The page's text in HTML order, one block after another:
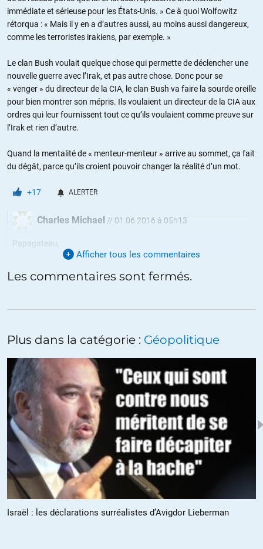
immédiate et sérieuse pour les États-Unis. » Ce à quoi Wolfowitz
rétorqua : « Mais il y en a d’autres aussi, au moins aussi dangereux,
comme les terroristes irakiens, par exemple. »
Le clan Bush voulait quelque chose qui permette de déclencher une
nouvelle guerre avec l’Irak, et pas autre chose. Donc pour se
« venger » du directeur de la CIA, le clan Bush va faire la sourde oreille
pour bien montrer son mépris. Ils voulaient un directeur de la CIA aux
ordres qui leur fournissent tout ce qu’ils voulaient comme preuve sur
l’Irak et rien d’autre.
Quand la mentalité de « menteur-menteur » arrive au sommet, ça fait
du dégât, parce qu’ils croient pouvoir changer la réalité d’un mot.
+17 ALERTER
Charles Michael // 01.06.2016 à 05h13
Papagateau,
Bush de prendre Bagdad en 1991.
La dynastie Busch commence avec grand papa Prescot Busch,
une compétition avec les Majors, notament pour l’accès au pétrole
dans le Golfe.
Papa Busch fut président de la CIA avant de devenir VP sous
Reagan et Président, mais non réélu.
Junior Busch était le raté dans la famille Busch, passant son temps
à forer des puits sec (source l’Or Noir de Matthieu Auzzanneau –
éditions La Découverte).
Maintenant il y a aussi l’angle psychologique, du faible et ignorant
Junior le raté; Quelle frustration de voir son père non réélu et quelle
opportunité pour Cheney de devenir un père de substitution. Tout à
fait Oedipien.
+8
Afficher tous les commentaires
Les commentaires sont fermés.
Plus dans la catégorie : Géopolitique
Israël : les déclarations surréalistes d’Avigdor Lieberman